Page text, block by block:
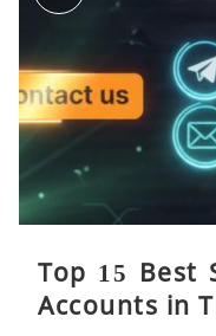
Top 15 Best
Accounts in